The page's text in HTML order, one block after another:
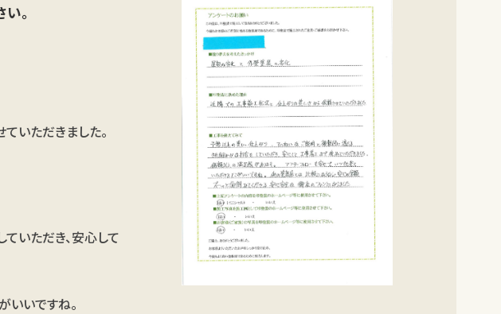
。
いただきました。
いただき、安心して
いいですね。